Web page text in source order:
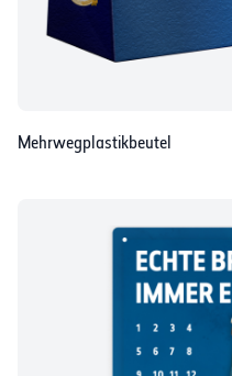
Mehrwegplastikbeutel